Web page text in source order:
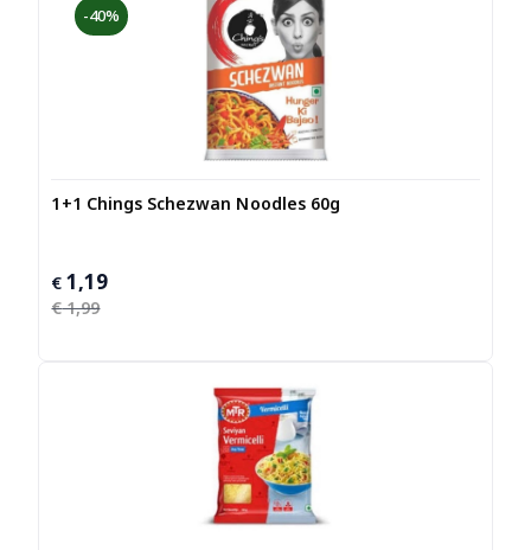
-40%
1+1 Chings Schezwan Noodles 60g
€1,99
Oorspronkelijke
prijs
€ 1,19
Huidige
prijs